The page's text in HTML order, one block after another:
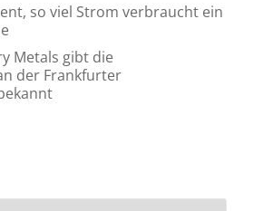
so viel Strom verbraucht ein
Metals gibt die
der Frankfurter